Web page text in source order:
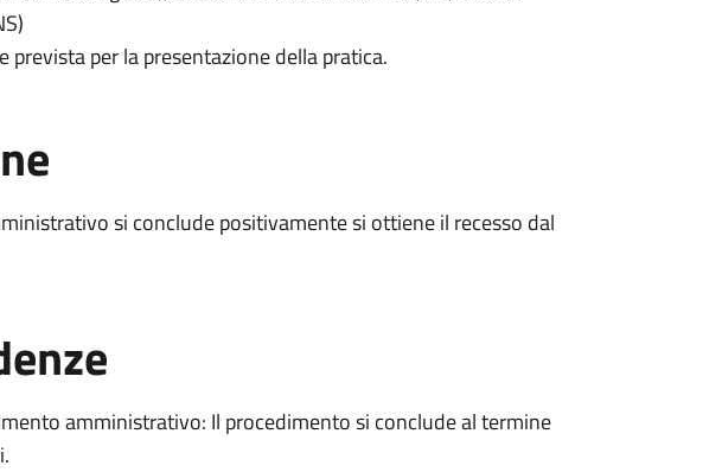
per la presentazione della pratica.
si conclude positivamente si ottiene il recesso dal
amministrativo: Il procedimento si conclude al termine